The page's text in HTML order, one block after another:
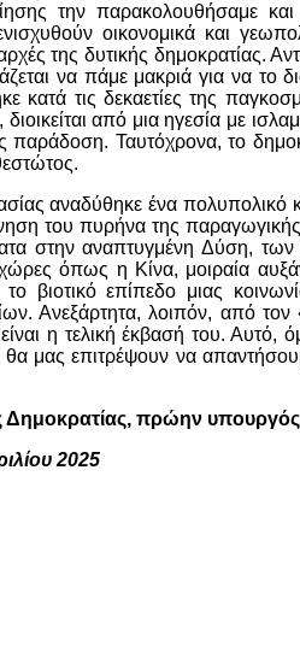
την παρακολουθήσαμε
οικονομικά και
της δυτικής δημοκρατίας.
να πάμε μακριά για να
κατά τις δεκαετίες της
από μια ηγεσία με
Ταυτόχρονα, το
αναδύθηκε ένα πολυπολικό
του πυρήνα της παραγωγικής
στην αναπτυγμένη Δύση,
όπως η Κίνα, μοιραία
βιοτικό επίπεδο μιας
Ανεξάρτητα, λοιπόν, από
η τελική έκβασή του.
μας επιτρέψουν να
Δημοκρατίας, πρώην
2025